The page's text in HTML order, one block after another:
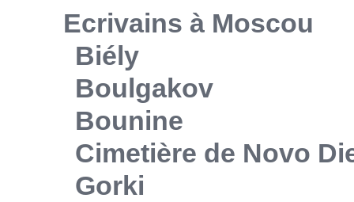
Ecrivains à Moscou
Biély
Boulgakov
Bounine
Cimetière de Novo
Gorki